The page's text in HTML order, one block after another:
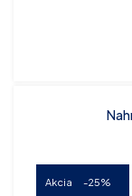
Akcia -25%